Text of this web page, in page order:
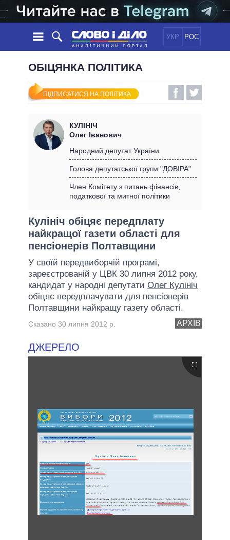
УКР РОС
НОВИНИ
СТРІЧКА
ПОДІЇ
СТАТТІ
ДУМКИ
ОГЛЯДИ
ДАЙДЖЕСТИ
ПОЛІТИКА
ЕКОНОМІКА
ОБIЦЯНКИ
УСІ ПОЛІТИКИ
ПРЕЗИДЕНТ І ОФІС
КАБІНЕТ МІНІСТРІВ
ГОЛОВИ ОБЛАДМІНІСТРАЦІЙ
ВСІ ПЕРСОНИ
ІНФОГРАФІКА
ВІДЕО
ПІДТРИМАТИ
ПОРІВНЯННЯ ПОЛІТИКІВ
ОБІЦЯНКА ПОЛІТИКА
ПІДПИСАТИСЯ НА ПОЛІТИКА
КУЛІНІЧ
Олег Іванович
Народний депутат України
Голова депутатської групи "ДОВІРА"
Член Комітету з питань фінансів,
податкової та митної політики
Кулініч обіцяє передплату
найкращої газети області для
пенсіонерів Полтавщини
У своїй передвиборчій програмі,
зареєстрованій у ЦВК 30 липня 2012 року,
кандидат у народні депутати Олег Кулініч
обіцяє передплачувати для пенсіонерів
Полтавщини найкращу газету області.
АРХІВ
Сказано 30 липня 2012 р.
ДЖЕРЕЛО